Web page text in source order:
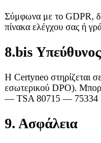
Σύμφωνα με το GDPR,
πίνακα ελέγχου σας ή
8.bis
Η Certyneo στηρίζεται
εσωτερικού DPO).
— TSA 80715 — 75334
9. Ασφάλεια